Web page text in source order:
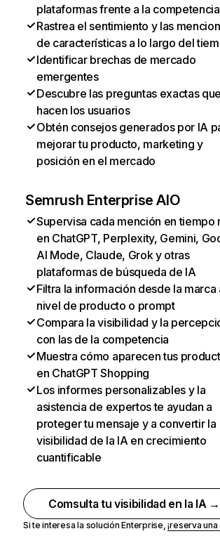
plataformas frente a la competencia
Rastrea el sentimiento y las
de características a lo largo del
Identificar brechas de mercado
emergentes
Descubre las preguntas exactas
hacen los usuarios
Obtén consejos generados por IA
mejorar tu producto, marketing y
posición en el mercado
Semrush Enterprise AIO
Supervisa cada mención en tiempo
en ChatGPT, Perplexity, Gemini,
AI Mode, Claude, Grok y otras
plataformas de búsqueda de IA
Filtra la información desde la marca
nivel de producto o prompt
Compara la visibilidad y la
con las de la competencia
Muestra cómo aparecen tus
en ChatGPT Shopping
Los informes personalizables y la
asistencia de expertos te ayudan a
proteger tu mensaje y a convertir la
visibilidad de la IA en crecimiento
cuantificable
Comsulta tu visibilidad en la IA →
Si te interesa la solución Enterprise,¡reserva